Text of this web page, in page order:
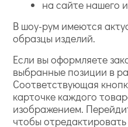
на сайте нашего
В шоу-рум имеются
образцы изделий.
Если вы оформляете
выбранные позиции в
Соответствующая
карточке каждого
изображением.
чтобы